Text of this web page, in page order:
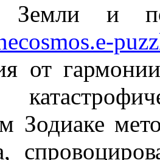
Земли и
от
Зодиаке